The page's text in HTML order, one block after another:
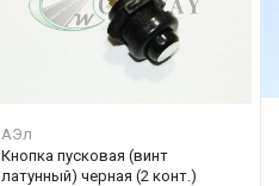
АЭл
Кнопка пусковая (винт
латунный) черная (2 конт.)